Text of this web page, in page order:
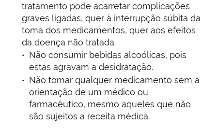
tratamento pode acarretar complicações
graves ligadas, quer à interrupção súbita da
toma dos medicamentos, quer aos efeitos
da doença não tratada.
Não consumir bebidas alcoólicas, pois
estas agravam a desidratação.
Não tomar qualquer medicamento sem a
orientação de um médico ou
farmacêutico, mesmo aqueles que não
são sujeitos a receita médica.